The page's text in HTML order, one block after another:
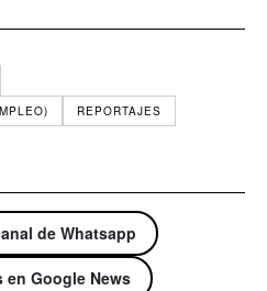
REPORTAJES
de Whatsapp
en Google News